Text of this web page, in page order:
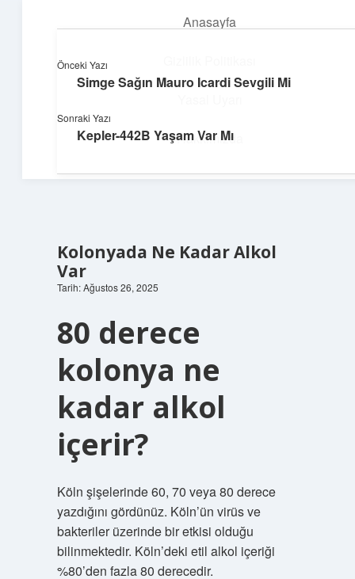
Anasayfa
Hakkımızda
Neşeli Fikir Köşesi
Hayatına neşe katan kısa hikayeler!
Kolonyada Ne Kadar Alkol
Var
Tarih: Ağustos 26, 2025
80 derece
kolonya ne
kadar alkol
içerir?
Köln şişelerinde 60, 70 veya 80 derece
yazdığını gördünüz. Köln’ün virüs ve
bakteriler üzerinde bir etkisi olduğu
bilinmektedir. Köln’deki etil alkol içeriği
%80’den fazla 80 derecedir.
Önceki Yazı
Simge Sağın Mauro Icardi Sevgili Mi
Sonraki Yazı
Kepler-442B Yaşam Var Mı